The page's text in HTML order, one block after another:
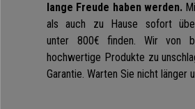
lange Freude haben werden.
als auch zu Hause sofort
unter 800€ finden. Wir von
hochwertige Produkte zu
Garantie. Warten Sie nicht länger